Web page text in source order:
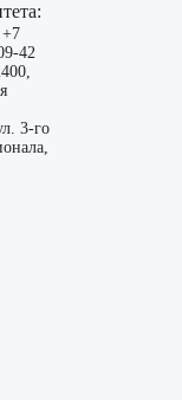
+7
42
3-го